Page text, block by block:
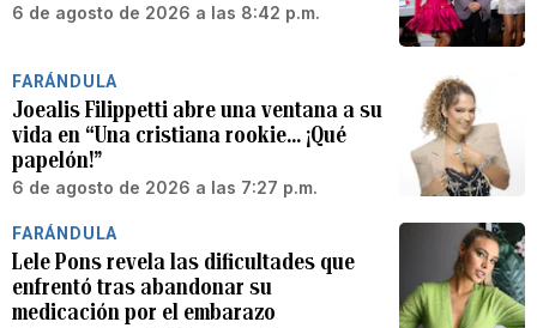
6 de agosto de 2026 a las 8:42 p.m.
FARÁNDULA
Joealis Filippetti abre una ventana a su
vida en “Una cristiana rookie… ¡Qué
papelón!”
6 de agosto de 2026 a las 7:27 p.m.
FARÁNDULA
Lele Pons revela las dificultades que
enfrentó tras abandonar su
medicación por el embarazo